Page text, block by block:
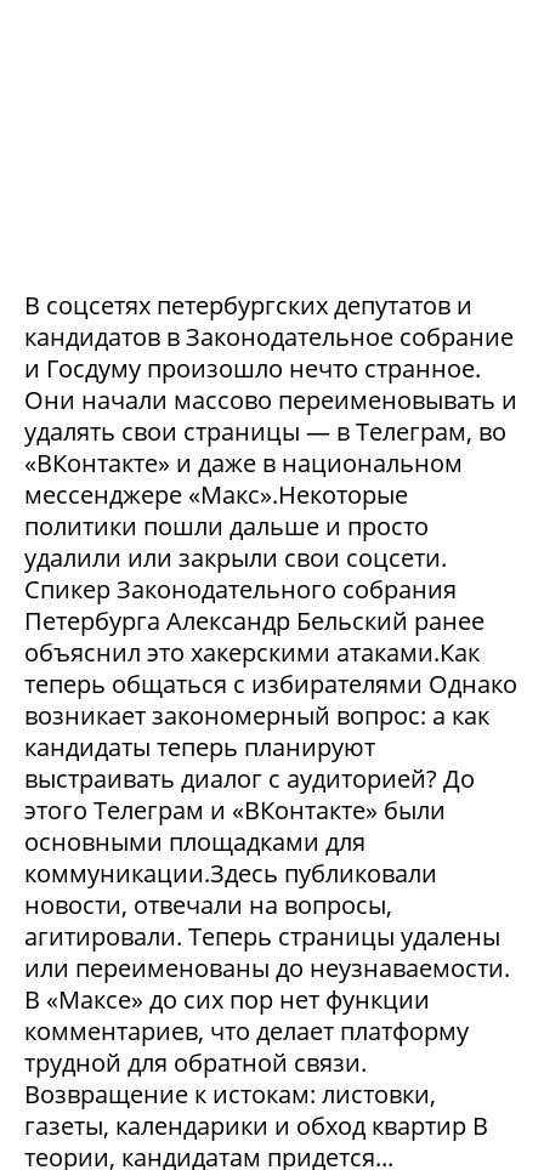
В соцсетях петербургских депутатов и
кандидатов в Законодательное собрание
и Госдуму произошло нечто странное.
Они начали массово переименовывать и
удалять свои страницы — в Телеграм, во
«ВКонтакте» и даже в национальном
мессенджере «Макс».Некоторые
политики пошли дальше и просто
удалили или закрыли свои соцсети.
Спикер Законодательного собрания
Петербурга Александр Бельский ранее
объяснил это хакерскими атаками.Как
теперь общаться с избирателями Однако
возникает закономерный вопрос: а как
кандидаты теперь планируют
выстраивать диалог с аудиторией? До
этого Телеграм и «ВКонтакте» были
основными площадками для
коммуникации.Здесь публиковали
новости, отвечали на вопросы,
агитировали. Теперь страницы удалены
или переименованы до неузнаваемости.
В «Максе» до сих пор нет функции
комментариев, что делает платформу
трудной для обратной связи.
Возвращение к истокам: листовки,
газеты, календарики и обход квартир В
теории, кандидатам придется...